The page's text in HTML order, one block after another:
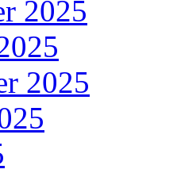
2025
2025